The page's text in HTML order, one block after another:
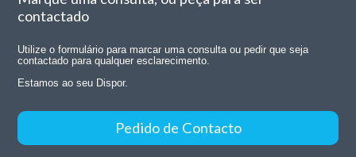
contactado
Utilize o formulário para marcar uma consulta ou pedir que seja
contactado para qualquer esclarecimento.
Estamos ao seu Dispor.
Pedido de Contacto